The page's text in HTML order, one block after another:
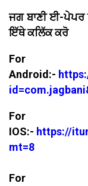
ਜਗ ਬਾਣੀ ਈ-
ਇੱਥੇ ਕਲਿੱਕ ਕਰੋ
For
Android:-
For
IOS:- https://
mt=8
For